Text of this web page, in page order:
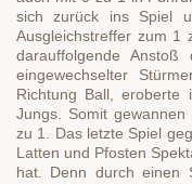
sich zurück ins Spiel
Ausgleichstreffer zum
darauffolgende
eingewechselter
Richtung Ball,
Jungs. Somit
zu 1. Das letzte Spiel
Latten und Pfosten
hat. Denn durch einen